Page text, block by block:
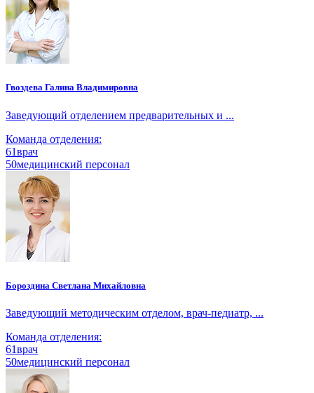
Гвоздева Галина Владимировна
Заведующий отделением предварительных и ...
Команда отделения:
61врач
50медицинский персонал
Бороздина Светлана Михайловна
Заведующий методическим отделом, врач-педиатр, ...
Команда отделения:
61врач
50медицинский персонал